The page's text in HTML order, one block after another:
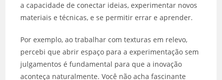
a capacidade de conectar ideias, experimentar novos
materiais e técnicas, e se permitir errar e aprender.
Por exemplo, ao trabalhar com texturas em relevo,
percebi que abrir espaço para a experimentação sem
julgamentos é fundamental para que a inovação
aconteça naturalmente. Você não acha fascinante